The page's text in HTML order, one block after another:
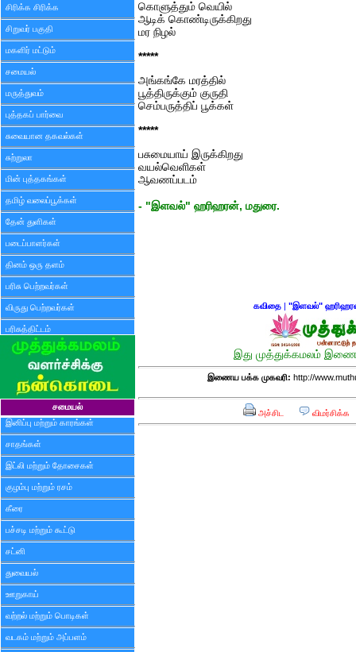
சிரிக்க சிரிக்க
சிறுவர் பகுதி
மகளிர் மட்டும்
சமையல்
மருத்துவம்
புத்தகப் பார்வை
சுவையான தகவல்கள்
சுற்றுலா
மின் புத்தகங்கள்
தமிழ் வலைப்பூக்கள்
தேன் துளிகள்
படைப்பாளர்கள்
தினம் ஒரு தளம்
பரிசு பெற்றவர்கள்
விருது பெற்றவர்கள்
பரிசுத்திட்டம்
சமையல்
இனிப்பு மற்றும் காரங்கள்
சாதங்கள்
இட்லி மற்றும் தோசைகள்
குழம்பு மற்றும் ரசம்
கீரை
பச்சடி மற்றும் கூட்டு
சட்னி
துவையல்
ஊறுகாய்
வற்றல் மற்றும் பொடிகள்
வடகம் மற்றும் அப்பளம்
கொளுத்தும் வெயில்
ஆடிக் கொண்டிருக்கிறது
மர நிழல்
*****
அங்கங்கே மரத்தில்
பூத்திருக்கும் குருதி
செம்பருத்திப் பூக்கள்
*****
பசுமையாய் இருக்கிறது
வயல்வெளிகள்
ஆவணப்படம்
- "இளவல்" ஹரிஹரன், மதுரை.
கவிதை| "இளவல்"
இது முத்துக்கமலம்
இணைய பக்க முகவரி: http://
அச்சிட விமர்சிக்க